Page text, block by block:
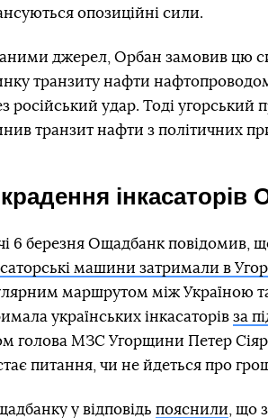
опозиційні сили.
джерел, Орбан замовив цю
транзиту нафти
російський удар. Тоді
транзит нафти з політичних
6 березня Ощадбанк повідомив,
машини затримали в
маршрутом між Україною
українських інкасаторів за
голова МЗС Угорщини Петер
питання, чи не йдеться про
у відповідь пояснили , що